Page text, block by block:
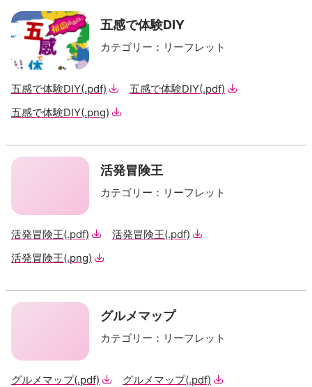
五感で体験DIY
カテゴリー ： リーフレット
五感で体験DIY(.pdf) 五感で体験DIY(.pdf)
五感で体験DIY(.png)
活発冒険王
カテゴリー ： リーフレット
活発冒険王(.pdf) 活発冒険王(.pdf)
活発冒険王(.png)
グルメマップ
カテゴリー ： リーフレット
グルメマップ(.pdf) グルメマップ(.pdf)